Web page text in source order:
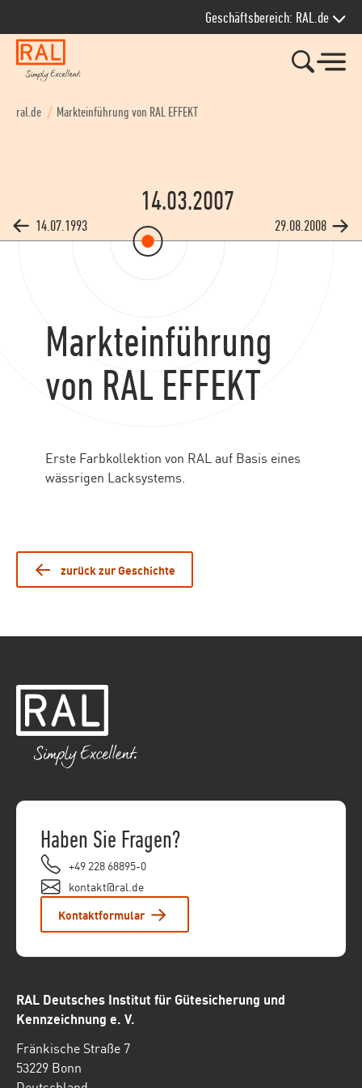
Geschäftsbereich: RAL.de
ral.de Markteinführung von RAL EFFEKT
14.07.1993
14.03.2007
29.08.2008
Markteinführung
von RAL EFFEKT
Erste Farbkollektion von RAL auf Basis eines
wässrigen Lacksystems.
zurück zur Geschichte
Haben Sie Fragen?
+49 228 68895-0
kontakt@ral.de
Kontaktformular
RAL Deutsches Institut für Gütesicherung und
Kennzeichnung e. V.
Fränkische Straße 7
53229 Bonn